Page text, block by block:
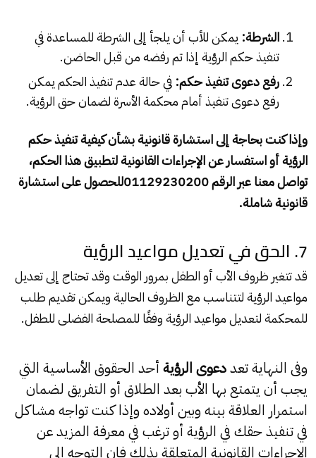
الشرطة: يمكن للأب أن يلجأ إلى الشرطة للمساعدة في
تنفيذ حكم الرؤية إذا تم رفضه من قبل الحاضن.
رفع دعوى تنفيذ حكم: في حالة عدم تنفيذ الحكم يمكن
رفع دعوى تنفيذ أمام محكمة الأسرة لضمان حق الرؤية.
وإذا كنت بحاجة إلى استشارة قانونية بشأن كيفية تنفيذ حكم
الرؤية أو استفسار عن الإجراءات القانونية لتطبيق هذا الحكم،
تواصل معنا عبر الرقم 01129230200
للحصول على استشارة
قانونية شاملة.
7. الحق في تعديل مواعيد الرؤية
قد تتغير ظروف الأب أو الطفل بمرور الوقت وقد تحتاج إلى تعديل
مواعيد الرؤية لتتناسب مع الظروف الحالية ويمكن تقديم طلب
للمحكمة لتعديل مواعيد الرؤية وفقًا للمصلحة الفضلى للطفل.
وفى النهاية تعددعوى الرؤية أحد الحقوق الأساسية التي
يجب أن يتمتع بها الأب بعد الطلاق أو التفريق لضمان
استمرار العلاقة بينه وبين أولاده وإذا كنت تواجه مشاكل
في تنفيذ حقك في الرؤية أو ترغب في معرفة المزيد عن
الإجراءات القانونية المتعلقة بذلك فإن التوجه إلى